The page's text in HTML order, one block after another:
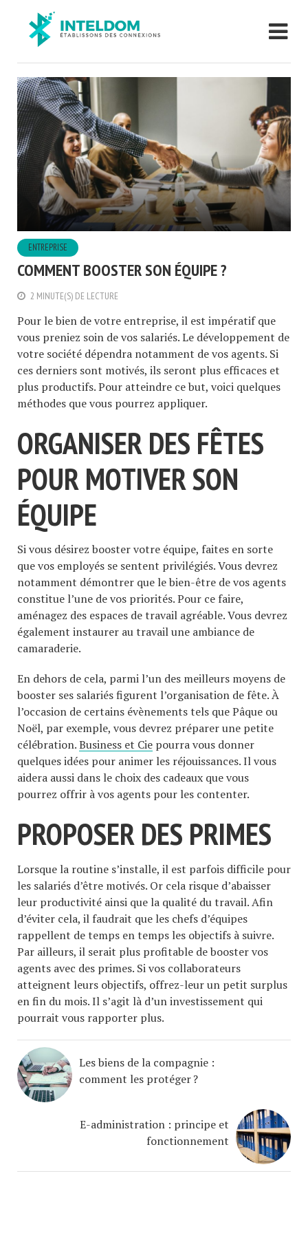
ENTREPRISE
COMMENT BOOSTER SON ÉQUIPE ?
2 MINUTE(S) DE LECTURE
Pour le bien de votre entreprise, il est impératif que
vous preniez soin de vos salariés. Le développement de
votre société dépendra notamment de vos agents. Si
ces derniers sont motivés, ils seront plus efficaces et
plus productifs. Pour atteindre ce but, voici quelques
méthodes que vous pourrez appliquer.
ORGANISER DES FÊTES
POUR MOTIVER SON
ÉQUIPE
Si vous désirez booster votre équipe, faites en sorte
que vos employés se sentent privilégiés. Vous devrez
notamment démontrer que le bien-être de vos agents
constitue l’une de vos priorités. Pour ce faire,
aménagez des espaces de travail agréable. Vous devrez
également instaurer au travail une ambiance de
camaraderie.
En dehors de cela, parmi l’un des meilleurs moyens de
booster ses salariés figurent l’organisation de fête. À
l’occasion de certains évènements tels que Pâque ou
Noël, par exemple, vous devrez préparer une petite
célébration.Business et Cie pourra vous donner
quelques idées pour animer les réjouissances. Il vous
aidera aussi dans le choix des cadeaux que vous
pourrez offrir à vos agents pour les contenter.
PROPOSER DES PRIMES
Lorsque la routine s’installe, il est parfois difficile pour
les salariés d’être motivés. Or cela risque d’abaisser
leur productivité ainsi que la qualité du travail. Afin
d’éviter cela, il faudrait que les chefs d’équipes
rappellent de temps en temps les objectifs à suivre.
Par ailleurs, il serait plus profitable de booster vos
agents avec des primes. Si vos collaborateurs
atteignent leurs objectifs, offrez-leur un petit surplus
en fin du mois. Il s’agit là d’un investissement qui
pourrait vous rapporter plus.
Les biens de la compagnie :
comment les protéger ?
E-administration : principe et
fonctionnement